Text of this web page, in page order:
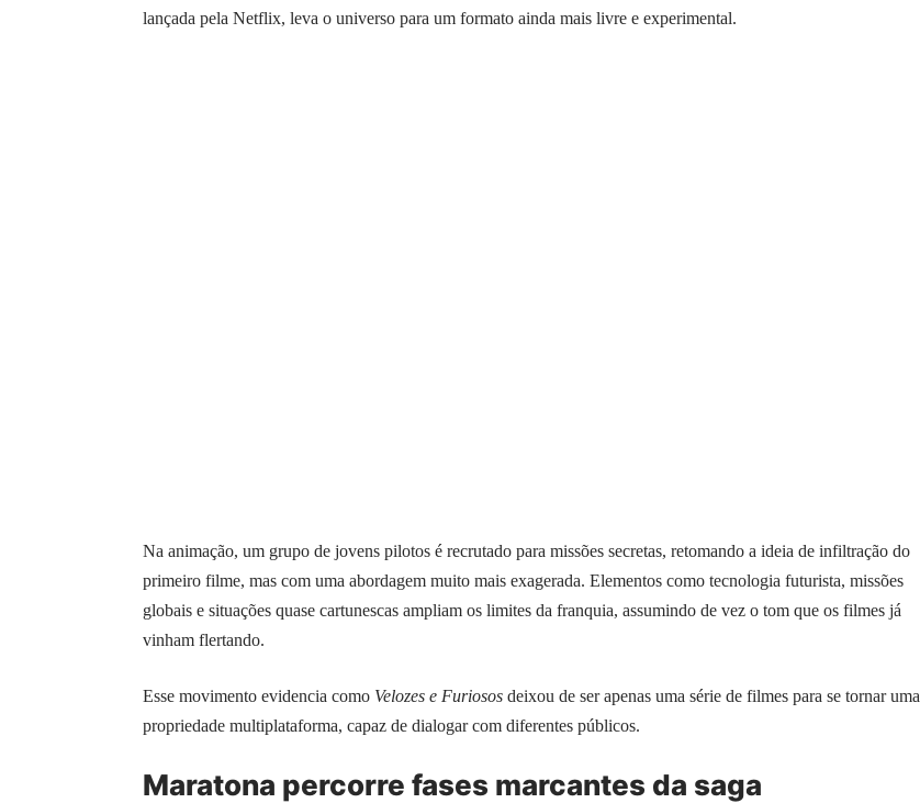
lançada pela Netflix, leva o universo para um formato ainda mais livre e experimental.
Na animação, um grupo de jovens pilotos é recrutado para missões secretas, retomando a ideia de infiltração do
primeiro filme, mas com uma abordagem muito mais exagerada. Elementos como tecnologia futurista, missões
globais e situações quase cartunescas ampliam os limites da franquia, assumindo de vez o tom que os filmes já
vinham flertando.
Esse movimento evidencia como Velozes e Furiosos deixou de ser apenas uma série de filmes para se tornar uma
propriedade multiplataforma, capaz de dialogar com diferentes públicos.
Maratona percorre fases marcantes da saga